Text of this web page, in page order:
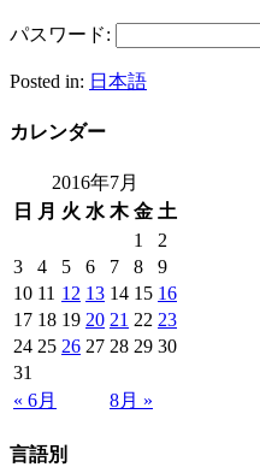
パスワード:
Posted in: 日本語
カレンダー
2016年7月
日
月 火 水 木 金 土
« 6月 8月 »
1
2
3
4 5 6 7 8
9
10 11 12 13 14 15 16
17 18 19 20 21 22 23
24 25 26 27 28 29 30
31
言語別